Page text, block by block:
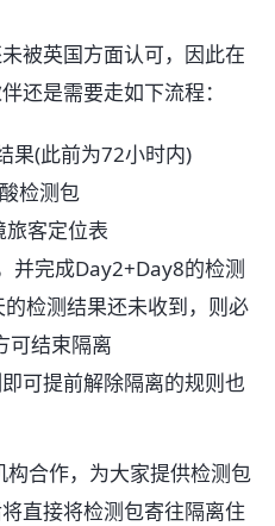
被英国方面认可，因此在
还是需要走如下流程：
果(此前为72小时内)
检测包
旅客定位表
并完成Day2+Day8的检测
检测结果还未收到，则必
可结束隔离
可提前解除隔离的规则也
合作，为大家提供检测包
直接将检测包寄往隔离住